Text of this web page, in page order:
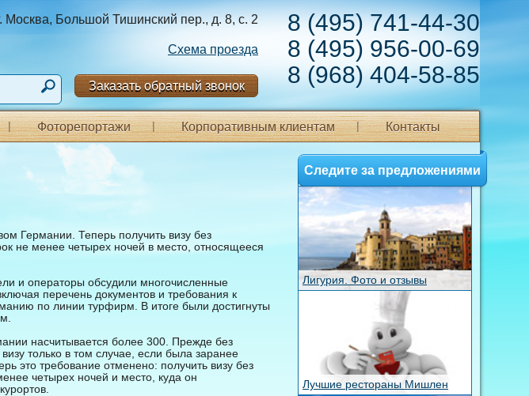
8 (495) 741-44-30
8 (495) 956-00-69
8 (968) 404-58-85
Москва, Большой Тишинский пер., д. 8, с. 2
Схема проезда
Заказать обратный звонок
Фоторепортажи Корпоративным клиентам Контакты
Германии. Теперь получить визу без
не менее четырех ночей в место, относящееся
и операторы обсудили многочисленные
перечень документов и требования к
по линии турфирм. В итоге были достигнуты
насчитывается более 300. Прежде без
только в том случае, если была заранее
это требование отменено: получить визу без
четырех ночей и место, куда он
Следите за предложениями
Лигурия. Фото и отзывы
Лучшие рестораны Мишлен